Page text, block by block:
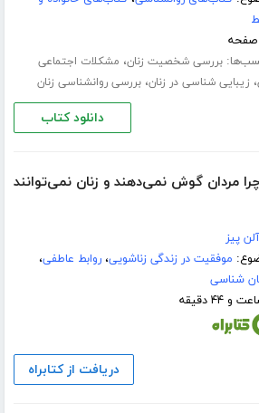
بررسی شخصیت زنان، مشکلات اجتماعی
، زیبایی شناسی در زنان،بررسی روانشناسی زنان
دانلود کتاب
مردان گوش نمی‌دهند و زنان نمی‌توانند
آلن پیز
موفقیت در زندگی زناشویی،روابط عاطفی،
شناسی
دریافت از کتابراه